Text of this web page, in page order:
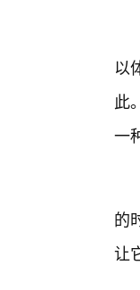
以
此
一
的
让